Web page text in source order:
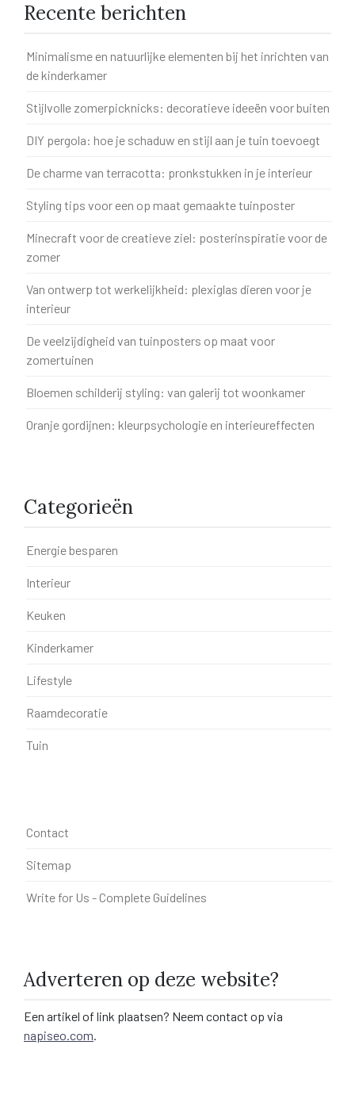
Recente berichten
Minimalisme en natuurlijke elementen bij het inrichten van
de kinderkamer
Stijlvolle zomerpicknicks: decoratieve ideeën voor buiten
DIY pergola: hoe je schaduw en stijl aan je tuin toevoegt
De charme van terracotta: pronkstukken in je interieur
Styling tips voor een op maat gemaakte tuinposter
Minecraft voor de creatieve ziel: posterinspiratie voor de
zomer
Van ontwerp tot werkelijkheid: plexiglas dieren voor je
interieur
De veelzijdigheid van tuinposters op maat voor
zomertuinen
Bloemen schilderij styling: van galerij tot woonkamer
Oranje gordijnen: kleurpsychologie en interieureffecten
Categorieën
Energie besparen
Interieur
Keuken
Kinderkamer
Lifestyle
Raamdecoratie
Tuin
Contact
Sitemap
Write for Us - Complete Guidelines
Adverteren op deze website?
Een artikel of link plaatsen? Neem contact op via
napiseo.com.